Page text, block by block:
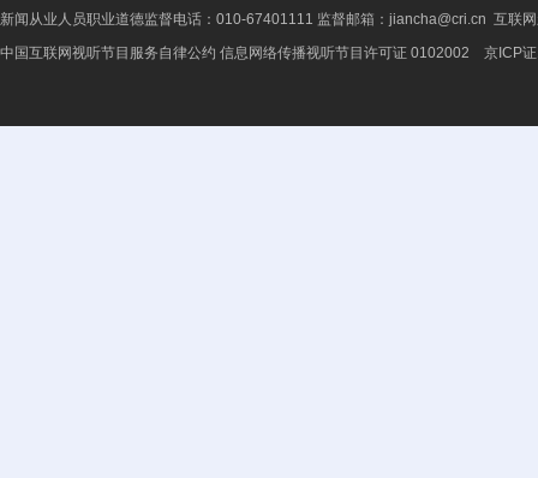
新闻从业人员职业道德监督电话：010-67401111 监督邮箱：jiancha@cri.cn 互联
中国互联网视听节目服务自律公约 信息网络传播视听节目许可证 0102002 京ICP